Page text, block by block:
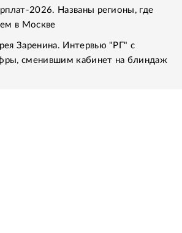
2026. Названы регионы, где
в Москве
Заренина. Интервью "РГ" с
сменившим кабинет на блиндаж